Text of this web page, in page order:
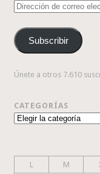
Dirección
correo
electrónico
Subscribir
Únete a otros 7.610
CATEGORÍAS
Categorías
L
M